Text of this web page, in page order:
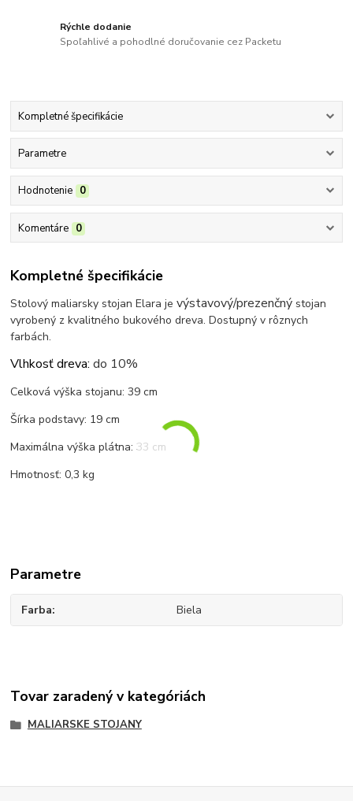
Rýchle dodanie
Spoľahlivé a pohodlné doručovanie cez Packetu
Kompletné špecifikácie
Parametre
Hodnotenie 0
Komentáre 0
Kompletné špecifikácie
Stolový maliarsky stojan Elara jevýstavový/prezenčný stojan
vyrobený z kvalitného bukového dreva. Dostupný v rôznych
farbách.
Vlhkosť dreva:do 10%
Celková výška stojanu: 39 cm
Šírka podstavy: 19 cm
Maximálna výška plátna: 33 cm
Hmotnosť: 0,3 kg
Parametre
Farba Biela
Tovar zaradený v kategóriách
MALIARSKE STOJANY